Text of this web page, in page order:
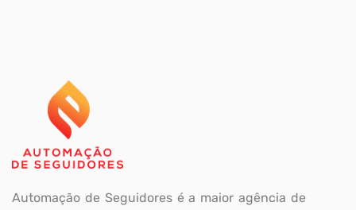
Automação de Seguidores é a maior agência de